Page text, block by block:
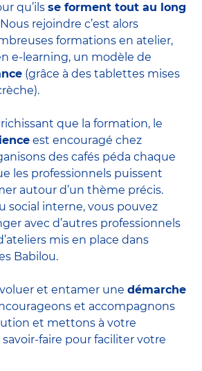
qu’ils se forment tout au long
Nous rejoindre c’est alors
formations en atelier,
e-learning, un modèle de
(grâce à des tablettes mises
que la formation, le
est encouragé chez
des cafés péda chaque
les professionnels puissent
autour d’un thème précis.
social interne, vous pouvez
avec d’autres professionnels
mis en place dans
Babilou.
et entamer une démarche
et accompagnons
et mettons à votre
faire pour faciliter votre